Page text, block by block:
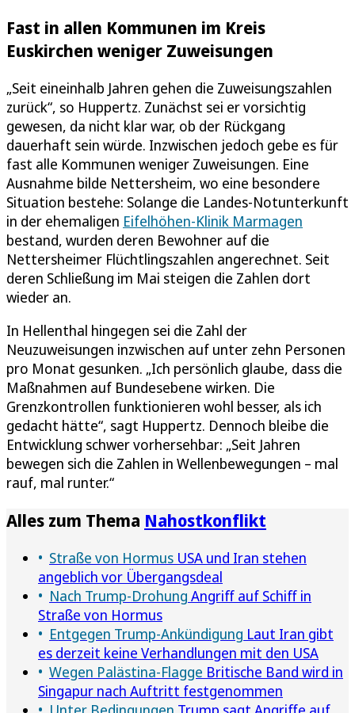
Fast in allen Kommunen im Kreis
Euskirchen weniger Zuweisungen
„Seit eineinhalb Jahren gehen die Zuweisungszahlen
zurück“, so Huppertz. Zunächst sei er vorsichtig
gewesen, da nicht klar war, ob der Rückgang
dauerhaft sein würde. Inzwischen jedoch gebe es für
fast alle Kommunen weniger Zuweisungen. Eine
Ausnahme bilde Nettersheim, wo eine besondere
Situation bestehe: Solange die Landes-Notunterkunft
in der ehemaligen Eifelhöhen-Klinik Marmagen
bestand, wurden deren Bewohner auf die
Nettersheimer Flüchtlingszahlen angerechnet. Seit
deren Schließung im Mai steigen die Zahlen dort
wieder an.
In Hellenthal hingegen sei die Zahl der
Neuzuweisungen inzwischen auf unter zehn Personen
pro Monat gesunken. „Ich persönlich glaube, dass die
Maßnahmen auf Bundesebene wirken. Die
Grenzkontrollen funktionieren wohl besser, als ich
gedacht hätte“, sagt Huppertz. Dennoch bleibe die
Entwicklung schwer vorhersehbar: „Seit Jahren
bewegen sich die Zahlen in Wellenbewegungen – mal
rauf, mal runter.“
Alles zum Thema Nahostkonflikt
Straße von Hormus USA und Iran stehen
angeblich vor Übergangsdeal
Nach Trump-Drohung Angriff auf Schiff in
Straße von Hormus
Entgegen Trump-Ankündigung Laut Iran gibt
es derzeit keine Verhandlungen mit den USA
Wegen Palästina-Flagge Britische Band wird in
Singapur nach Auftritt festgenommen